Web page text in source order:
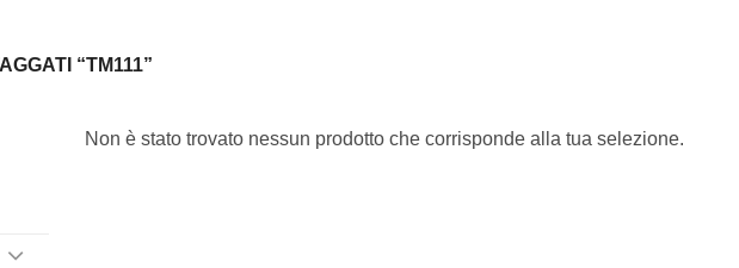
“TM111”
Non è stato trovato nessun prodotto che corrisponde alla tua selezione.